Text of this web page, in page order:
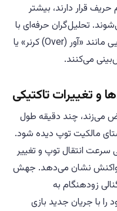
قرار دارند، بیشتر
تحلیل‌گران حرفه‌ای با
رصد شیب صعودی مومنتوم، گزینه‌هایی مانند «آور (Over) کرنر» یا
می‌کنند.
دست به تعویض می‌زند، چند دقیقه طول
مالکیت توپ دیده شود.
انتقال توپ و تغییر
واکنش نشان می‌دهد. جهش
زودهنگام به
با جریان جدید بازی